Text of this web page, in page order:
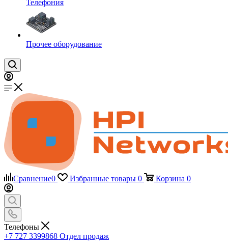
Телефония
Прочее оборудование
Сравнение0 Избранные товары 0 Корзина 0
Телефоны
+7 727 3399868 Отдел продаж